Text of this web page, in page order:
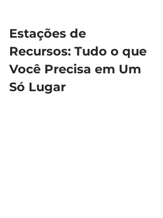
Estações de
Recursos: Tudo o que
Você Precisa em Um
Só Lugar